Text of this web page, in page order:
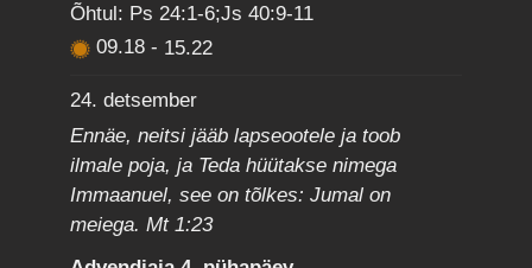
Õhtul: Ps 24:1-6;Js 40:9-11
09.18- 15.22
24. detsember
Ennäe, neitsi jääb lapseootele ja toob
ilmale poja, ja Teda hüütakse nimega
Immaanuel, see on tõlkes: Jumal on
meiega. Mt 1:23